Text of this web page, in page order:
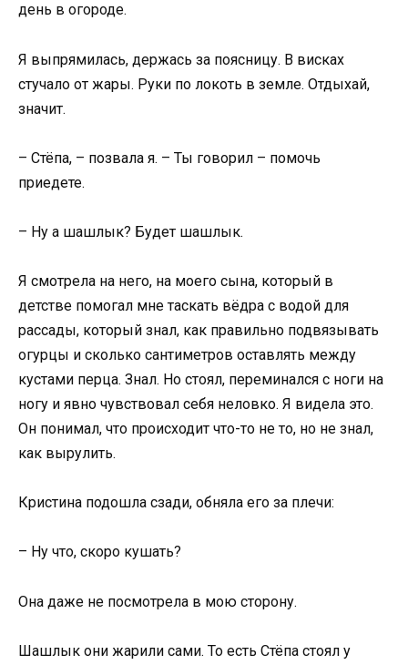
день в огороде.
Я выпрямилась, держась за поясницу. В висках
стучало от жары. Руки по локоть в земле. Отдыхай,
значит.
– Стёпа, – позвала я. – Ты говорил – помочь
приедете.
– Ну а шашлык? Будет шашлык.
Я смотрела на него, на моего сына, который в
детстве помогал мне таскать вёдра с водой для
рассады, который знал, как правильно подвязывать
огурцы и сколько сантиметров оставлять между
кустами перца. Знал. Но стоял, переминался с ноги на
ногу и явно чувствовал себя неловко. Я видела это.
Он понимал, что происходит что-то не то, но не знал,
как вырулить.
Кристина подошла сзади, обняла его за плечи:
– Ну что, скоро кушать?
Она даже не посмотрела в мою сторону.
Шашлык они жарили сами. То есть Стёпа стоял у